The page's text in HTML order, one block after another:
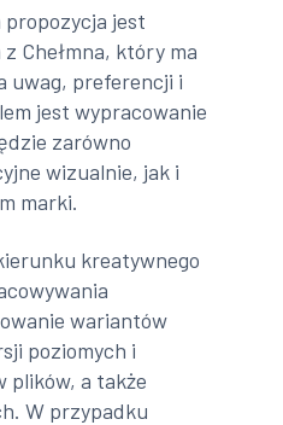
jest
Chełmna, który ma
uwag, preferencji i
jest wypracowanie
zarówno
wizualnie, jak i
marki.
kreatywnego
wariantów
poziomych i
plików, a także
W przypadku